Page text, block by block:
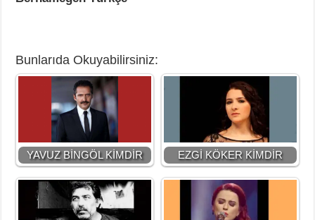
Bunlarıda Okuyabilirsiniz:
YAVUZ BİNGÖL KİMDİR EZGİ KÖKER KİMDİR